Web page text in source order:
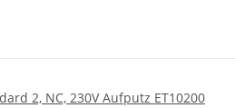
2, NC, 230V Aufputz ET10200